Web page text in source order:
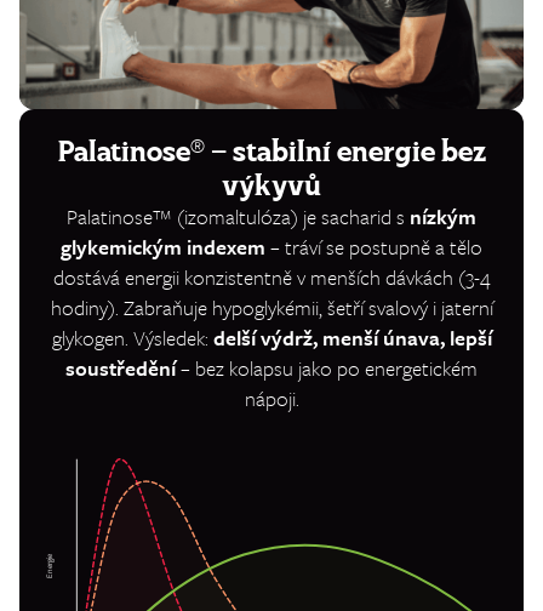
Palatinose® – stabilní energie bez
výkyvů
Palatinose™ (izomaltulóza) je sacharid s nízkým
glykemickým indexem – tráví se postupně a tělo
dostává energii konzistentně v menších dávkách (3-4
hodiny). Zabraňuje hypoglykémii, šetří svalový i jaterní
glykogen. Výsledek: delší výdrž, menší únava, lepší
soustředění– bez kolapsu jako po energetickém
nápoji.
Energie